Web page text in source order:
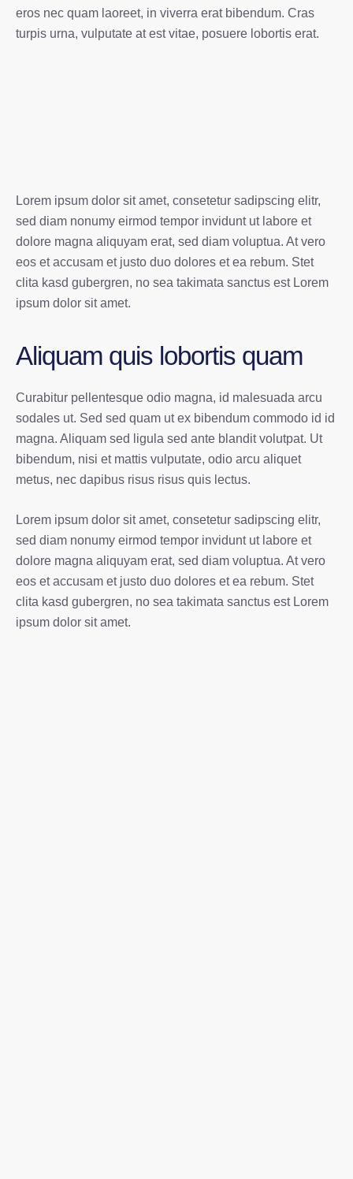
eros nec quam laoreet, in viverra erat bibendum. Cras
turpis urna, vulputate at est vitae, posuere lobortis erat.
Lorem ipsum dolor sit amet, consetetur sadipscing elitr,
sed diam nonumy eirmod tempor invidunt ut labore et
dolore magna aliquyam erat, sed diam voluptua. At vero
eos et accusam et justo duo dolores et ea rebum. Stet
clita kasd gubergren, no sea takimata sanctus est Lorem
ipsum dolor sit amet.
Aliquam quis lobortis quam
Curabitur pellentesque odio magna, id malesuada arcu
sodales ut. Sed sed quam ut ex bibendum commodo id id
magna. Aliquam sed ligula sed ante blandit volutpat. Ut
bibendum, nisi et mattis vulputate, odio arcu aliquet
metus, nec dapibus risus risus quis lectus.
Lorem ipsum dolor sit amet, consetetur sadipscing elitr,
sed diam nonumy eirmod tempor invidunt ut labore et
dolore magna aliquyam erat, sed diam voluptua. At vero
eos et accusam et justo duo dolores et ea rebum. Stet
clita kasd gubergren, no sea takimata sanctus est Lorem
ipsum dolor sit amet.